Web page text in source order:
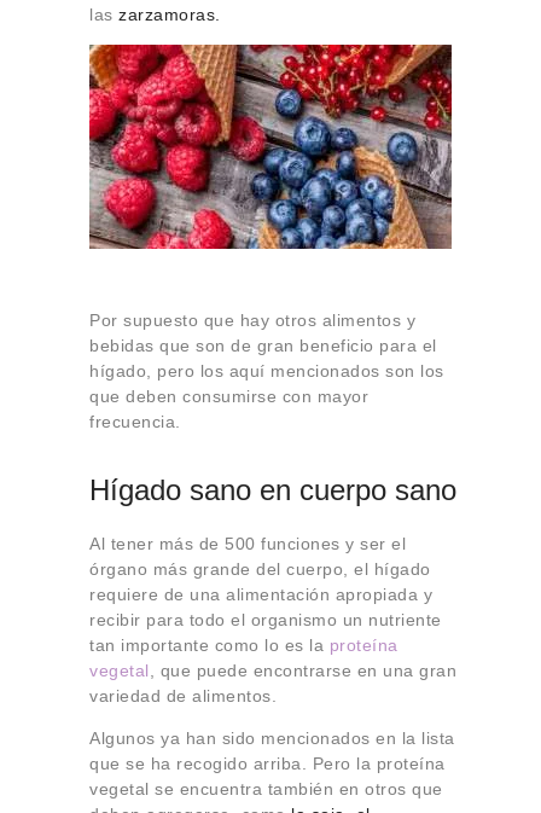
las zarzamoras.
Por supuesto que hay otros alimentos y
bebidas que son de gran beneficio para el
hígado, pero los aquí mencionados son los
que deben consumirse con mayor
frecuencia.
Hígado sano en cuerpo sano
Al tener más de 500 funciones y ser el
órgano más grande del cuerpo, el hígado
requiere de una alimentación apropiada y
recibir para todo el organismo un nutriente
tan importante como lo es la proteína
vegetal , que puede encontrarse en una gran
variedad de alimentos.
Algunos ya han sido mencionados en la lista
que se ha recogido arriba. Pero la proteína
vegetal se encuentra también en otros que